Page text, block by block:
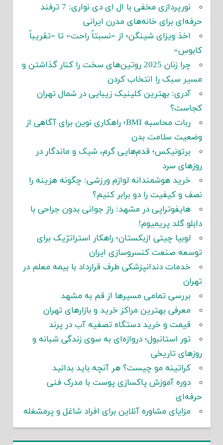
نورپردازی مخفی با ال ای دی نواری: 7 ترفند
حرفه‌ای برای خانه‌های مدرن ایرانی
اخذ ویزای شینگن؛ از «نسبتاً راحت» تا «تقریباً
کابوس»
چرا زنان 2025 روتین‌های سخت را کنار گذاشتن و
مسیر سبک را انتخاب کردن
آدری: بهترین کلینیک زیبایی در شمال تهران
کجاست؟
ربات محاسبه BMI؛ راهکاری نوین برای آگاهی از
وضعیت سلامت بدن
برتونیکس؛ قدم‌هایی گرم، شیک و ماندگار در
روزهای سرد
خرید هوشمندانه لوازم ورزشی: چگونه هزینه را
نصف و کیفیت را دو برابر کنیم؟
هایفوتراپی در مشهد: راز جوانی بدون جراحی با
دابلو گلد پریمیوم!
لوبیا چیتی ازبکستان؛ راهکار استراتژیک برای
توسعه صنعت کنسروسازی ایران
خدمات دندانپزشکی طرف قرارداد با بیمه معلم در
تهران
بررسی تمامی مسیرها از قم به مشهد
معرفی بهترین مراکز خرید و بازارهای تهران
قیمت و خرید دستگاه تصفیه آب در پرند
تور استانبول؛ دروازه‌ای به سوی زندگی شبانه و
روزهای تاریخی
کراتینه مو چیست؟ هر آنچه باید بدانید
دوره آموزش پاکسازی پوست با مدرک فنی
حرفه‌ای
مزایای مشاوره آنلاین برای افراد شاغل و پرمشغله